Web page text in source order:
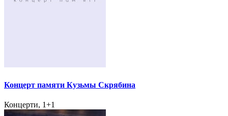
Концерт памяти Кузьмы Скрябина
Концерти, 1+1